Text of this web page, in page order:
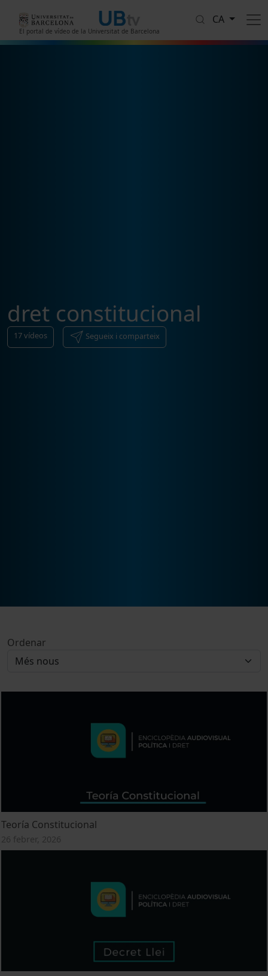
El portal de vídeo de la Universitat de Barcelona
CA
dret constitucional
17vídeos Segueix i comparteix
Ordenar
Teoría Constitucional
26 febrer, 2026